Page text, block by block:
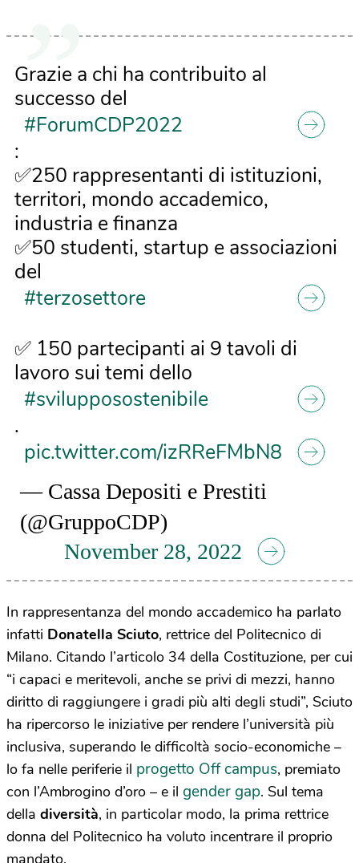
Grazie a chi ha contribuito al
successo del
#ForumCDP2022
:
✅250 rappresentanti di istituzioni,
territori, mondo accademico,
industria e finanza
✅50 studenti, startup e associazioni
del
#terzosettore
✅ 150 partecipanti ai 9 tavoli di
lavoro sui temi dello
#svilupposostenibile
pic.twitter.com/izRReFMbN8
— Cassa Depositi e Prestiti
(@GruppoCDP)
November 28, 2022
In rappresentanza del mondo accademico ha parlato
infattiDonatella Sciuto
, rettrice del Politecnico di
Milano. Citando l’articolo 34 della Costituzione, per cui
“i capaci e meritevoli, anche se privi di mezzi, hanno
diritto di raggiungere i gradi più alti degli studi”, Sciuto
ha ripercorso le iniziative per rendere l’università più
inclusiva, superando le difficoltà socio-economiche –
lo fa nelle periferie il
progetto Off campus
, premiato
con l’Ambrogino d’oro – e il
gender gap
. Sul tema
della
diversità , in particolar modo, la prima rettrice
donna del Politecnico ha voluto incentrare il proprio
mandato.